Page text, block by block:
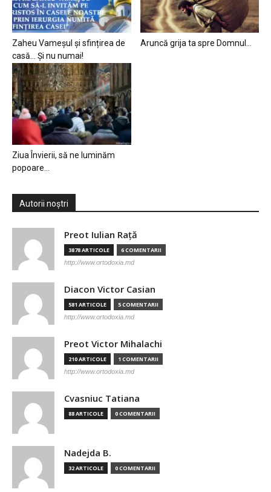
Zaheu Vameșul și sfințirea de
casă… Și nu numai!
Aruncă grija ta spre Domnul…
Ziua Învierii, să ne luminăm
popoare…
Autorii noștri
Preot Iulian Raţă
3878 ARTICOLE 6 COMENTARII
http://www.ortodoxia.md
Diacon Victor Casian
581 ARTICOLE 5 COMENTARII
http://www.ortodoxia.md
Preot Victor Mihalachi
210 ARTICOLE 1 COMENTARII
http://www.ortodoxia.md
Cvasniuc Tatiana
88 ARTICOLE 0 COMENTARII
Nadejda B.
32 ARTICOLE 0 COMENTARII